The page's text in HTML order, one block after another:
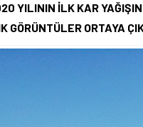
YILININ İLK KAR
GÖRÜNTÜLER ORTAYA